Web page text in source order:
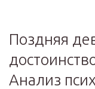
Поздняя
Анализ